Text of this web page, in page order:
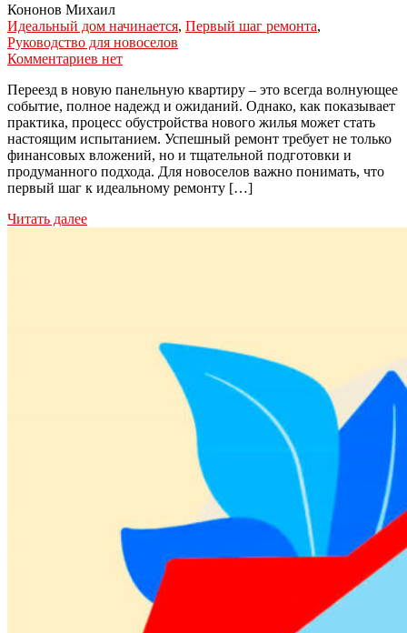
Кононов Михаил
Идеальный дом начинается, Первый шаг ремонта,
Руководство для новоселов
Комментариев нет
Переезд в новую панельную квартиру – это всегда волнующее
событие, полное надежд и ожиданий. Однако, как показывает
практика, процесс обустройства нового жилья может стать
настоящим испытанием. Успешный ремонт требует не только
финансовых вложений, но и тщательной подготовки и
продуманного подхода. Для новоселов важно понимать, что
первый шаг к идеальному ремонту […]
Читать далее